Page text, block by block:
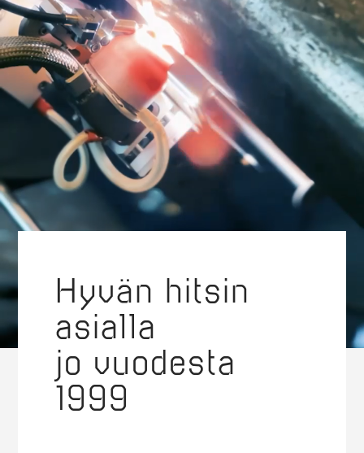
Koodi Tuote
70088
Evermatic
Nahkis
•aitoa
nahkaa,
hengittävä
ja
muotoutuu
hyvin
paikkoihin,
Hyvän hitsin
asialla
jo vuodesta
1999